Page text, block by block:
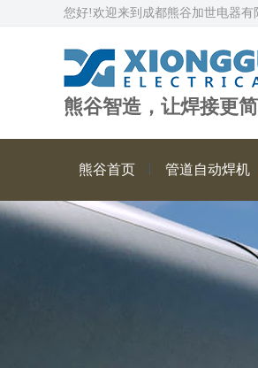
您好!欢迎来到成都熊谷加世电器有
熊谷智造，让焊接更
熊谷首页 管道自动焊机